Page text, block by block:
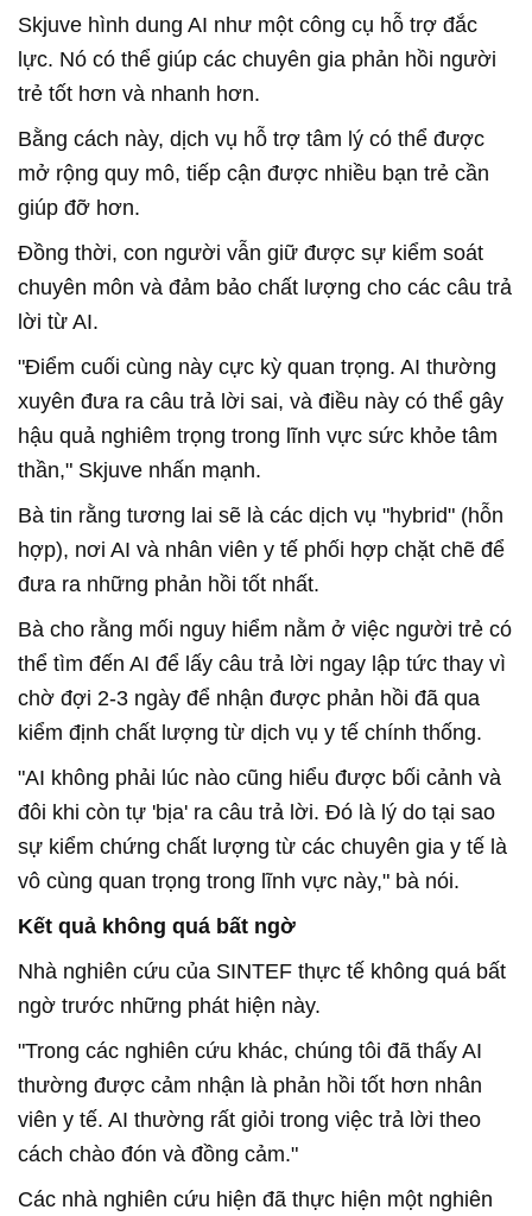
Skjuve hình dung AI như một công cụ hỗ trợ đắc
lực. Nó có thể giúp các chuyên gia phản hồi người
trẻ tốt hơn và nhanh hơn.
Bằng cách này, dịch vụ hỗ trợ tâm lý có thể được
mở rộng quy mô, tiếp cận được nhiều bạn trẻ cần
giúp đỡ hơn.
Đồng thời, con người vẫn giữ được sự kiểm soát
chuyên môn và đảm bảo chất lượng cho các câu trả
lời từ AI.
"Điểm cuối cùng này cực kỳ quan trọng. AI thường
xuyên đưa ra câu trả lời sai, và điều này có thể gây
hậu quả nghiêm trọng trong lĩnh vực sức khỏe tâm
thần," Skjuve nhấn mạnh.
Bà tin rằng tương lai sẽ là các dịch vụ "hybrid" (hỗn
hợp), nơi AI và nhân viên y tế phối hợp chặt chẽ để
đưa ra những phản hồi tốt nhất.
Bà cho rằng mối nguy hiểm nằm ở việc người trẻ có
thể tìm đến AI để lấy câu trả lời ngay lập tức thay vì
chờ đợi 2-3 ngày để nhận được phản hồi đã qua
kiểm định chất lượng từ dịch vụ y tế chính thống.
"AI không phải lúc nào cũng hiểu được bối cảnh và
đôi khi còn tự 'bịa' ra câu trả lời. Đó là lý do tại sao
sự kiểm chứng chất lượng từ các chuyên gia y tế là
vô cùng quan trọng trong lĩnh vực này," bà nói.
Kết quả không quá bất ngờ
Nhà nghiên cứu của SINTEF thực tế không quá bất
ngờ trước những phát hiện này.
"Trong các nghiên cứu khác, chúng tôi đã thấy AI
thường được cảm nhận là phản hồi tốt hơn nhân
viên y tế. AI thường rất giỏi trong việc trả lời theo
cách chào đón và đồng cảm."
Các nhà nghiên cứu hiện đã thực hiện một nghiên